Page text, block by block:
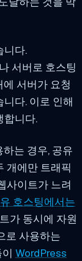
니다.
서버로 호스팅
서버가 요청
다. 이로 인해
합니다.
는 경우, 공유
개에만 트래픽
사이트가 느려
호스팅에서는
가 동시에 자원
로 사용하는
WordPress